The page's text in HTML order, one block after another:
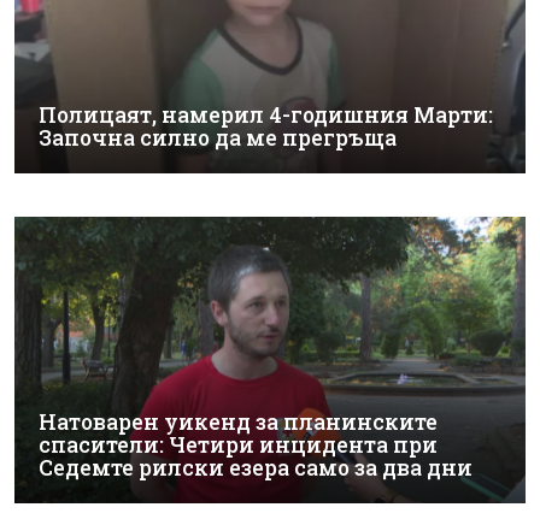
Полицаят, намерил 4-годишния Марти:
Започна силно да ме прегръща
Натоварен уикенд за планинските
спасители: Четири инцидента при
Седемте рилски езера само за два дни